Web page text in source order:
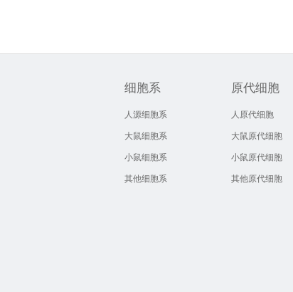
细胞系
人源细胞系
大鼠细胞系
小鼠细胞系
其他细胞系
原代细胞
人原代细胞
大鼠原代细胞
小鼠原代细胞
其他原代细胞